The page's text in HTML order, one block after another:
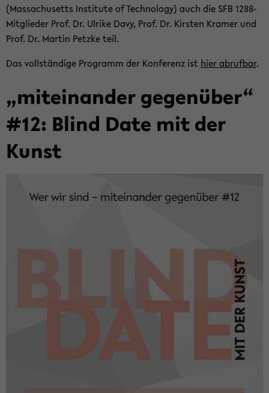
(Mas­sa­chu­setts In­sti­tu­te of Tech­no­lo­gy) auch die SFB 1288-​
Mitglieder Prof. Dr. Ul­ri­ke Davy, Prof. Dr. Kirs­ten Kra­mer und
Prof. Dr. Mar­tin Petz­ke teil.
Das voll­stän­di­ge Pro­gramm der Kon­fe­renz ist hier ab­ruf­bar.
„mit­ein­an­der ge­gen­über“
#12: Blind Date mit der
Kunst